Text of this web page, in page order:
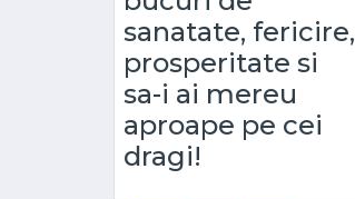
sanatate, fericire,
prosperitate si
sa-i ai mereu
aproape pe cei
dragi!